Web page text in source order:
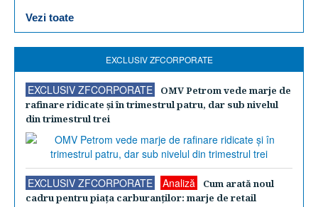
Vezi toate
EXCLUSIV ZFCORPORATE
EXCLUSIV ZFCORPORATE
OMV Petrom vede marje de
rafinare ridicate şi în trimestrul patru, dar sub nivelul
din trimestrul trei
EXCLUSIV ZFCORPORATE Analiză
Cum arată noul
cadru pentru piaţa carburanţilor: marje de retail